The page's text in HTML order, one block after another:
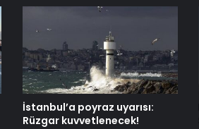
İstanbul’a poyraz uyarısı:
Rüzgar kuvvetlenecek!